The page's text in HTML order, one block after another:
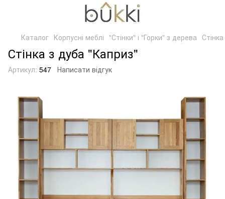
Каталог Корпусні меблі "Стінки" і "Горки" з дерева
Стінка з дуба "Каприз"
Артикул: 547 Написати відгук